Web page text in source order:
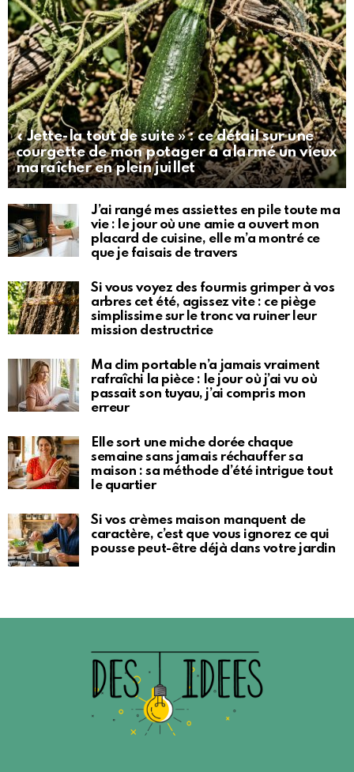
« Jette-la tout de suite » : ce détail sur une
courgette de mon potager a alarmé un vieux
maraîcher en plein juillet
J’ai rangé mes assiettes en pile toute ma
vie : le jour où une amie a ouvert mon
placard de cuisine, elle m’a montré ce
que je faisais de travers
Si vous voyez des fourmis grimper à vos
arbres cet été, agissez vite : ce piège
simplissime sur le tronc va ruiner leur
mission destructrice
Ma clim portable n’a jamais vraiment
rafraîchi la pièce : le jour où j’ai vu où
passait son tuyau, j’ai compris mon
erreur
Elle sort une miche dorée chaque
semaine sans jamais réchauffer sa
maison : sa méthode d’été intrigue tout
le quartier
Si vos crèmes maison manquent de
caractère, c’est que vous ignorez ce qui
pousse peut-être déjà dans votre jardin